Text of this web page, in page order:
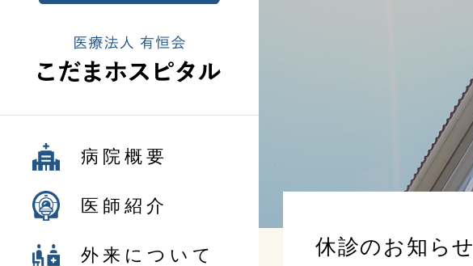
病院概要
医師紹介
外来について 休診のお知らせ